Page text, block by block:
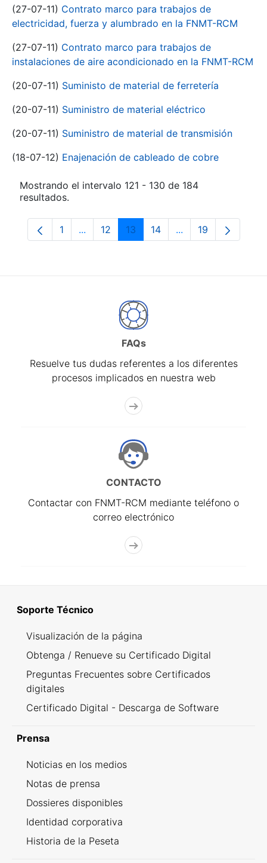
(27-07-11) Contrato marco para trabajos de
electricidad, fuerza y alumbrado en la FNMT-RCM
(27-07-11) Contrato marco para trabajos de
instalaciones de aire acondicionado en la FNMT-RCM
(20-07-11) Suministo de material de ferretería
(20-07-11) Suministro de material eléctrico
(20-07-11) Suministro de material de transmisión
(18-07-12) Enajenación de cableado de cobre
Mostrando el intervalo 121 - 130 de 184
resultados.
Página
1 ...Páginas intermedias Use TAB para
Página
12 Página
13 Página
14 ...PáginasPágina
19
FAQs
Resuelve tus dudas referentes a los diferentes
procesos implicados en nuestra web
CONTACTO
Contactar con FNMT-RCM mediante teléfono o
correo electrónico
Soporte Técnico
Visualización de la página
Obtenga / Renueve su Certificado Digital
Preguntas Frecuentes sobre Certificados
digitales
Certificado Digital - Descarga de Software
Prensa
Noticias en los medios
Notas de prensa
Dossieres disponibles
Identidad corporativa
Historia de la Peseta